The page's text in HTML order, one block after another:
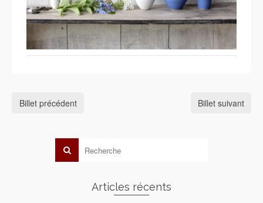
Billet précédent Billet suivant
Articles récents